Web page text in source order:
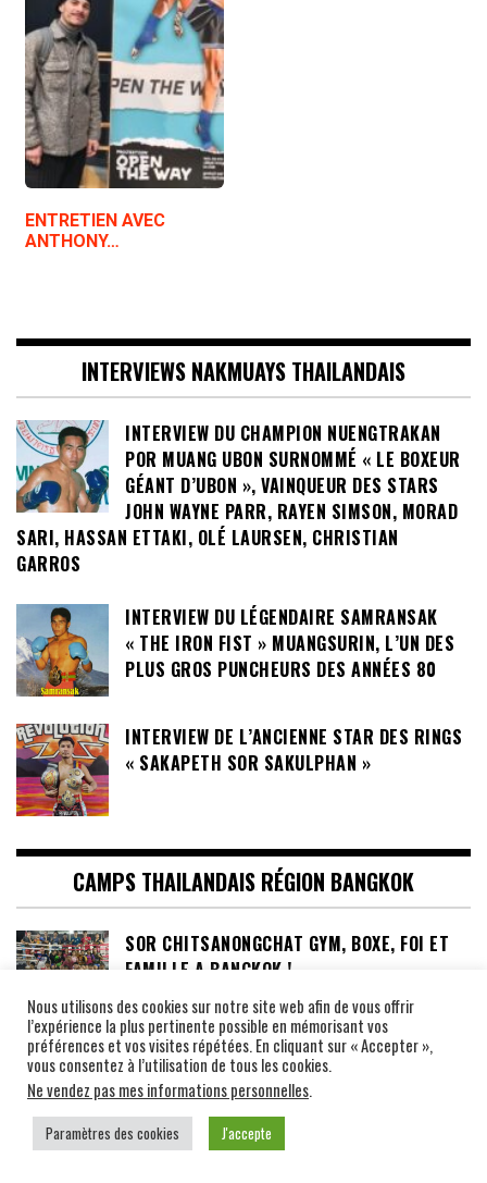
ENTRETIEN AVEC
ANTHONY…
INTERVIEWS NAKMUAYS THAILANDAIS
INTERVIEW DU CHAMPION NUENGTRAKAN
POR MUANG UBON SURNOMMÉ « LE BOXEUR
GÉANT D’UBON », VAINQUEUR DES STARS
JOHN WAYNE PARR, RAYEN SIMSON, MORAD
SARI, HASSAN ETTAKI, OLÉ LAURSEN, CHRISTIAN
GARROS
INTERVIEW DU LÉGENDAIRE SAMRANSAK
« THE IRON FIST » MUANGSURIN, L’UN DES
PLUS GROS PUNCHEURS DES ANNÉES 80
INTERVIEW DE L’ANCIENNE STAR DES RINGS
« SAKAPETH SOR SAKULPHAN »
CAMPS THAILANDAIS RÉGION BANGKOK
SOR CHITSANONGCHAT GYM, BOXE, FOI ET
FAMILLE A BANGKOK !
LE WEERASAKRECK GYM ET L’EMPIRE DU
MUAY THAI AU PAYS DU SOLEIL LEVANT !
Nous utilisons des cookies sur notre site web afin de vous offrir
l’expérience la plus pertinente possible en mémorisant vos
préférences et vos visites répétées. En cliquant sur « Accepter »,
vous consentez à l’utilisation de tous les cookies.
Ne vendez pas mes informations personnelles.
Paramètres des cookies J'accepte